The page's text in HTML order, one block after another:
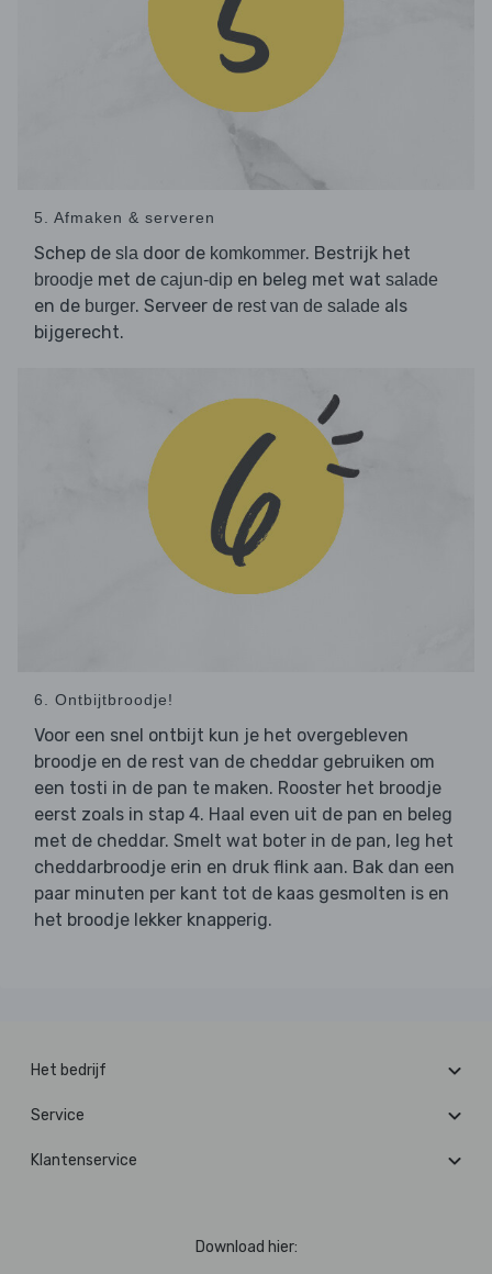
5. Afmaken & serveren
Schep de sla door de komkommer. Bestrijk het
broodje met de cajun-dip en beleg met wat salade
en de burger. Serveer de rest van de salade als
bijgerecht.
6. Ontbijtbroodje!
Voor een snel ontbijt kun je het overgebleven
broodje en de rest van de cheddar gebruiken om
een tosti in de pan te maken. Rooster het broodje
eerst zoals in stap 4. Haal even uit de pan en beleg
met de cheddar. Smelt wat boter in de pan, leg het
cheddarbroodje erin en druk flink aan. Bak dan een
paar minuten per kant tot de kaas gesmolten is en
het broodje lekker knapperig.
Het bedrijf
Service
Klantenservice
Download hier: